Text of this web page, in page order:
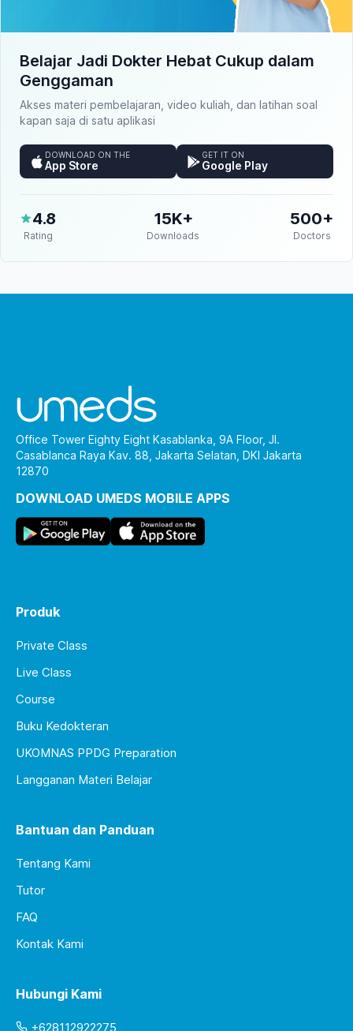
Belajar Jadi Dokter Hebat Cukup dalam
Genggaman
Akses materi pembelajaran, video kuliah, dan latihan soal
kapan saja di satu aplikasi
DOWNLOAD ON THE
App Store
GET IT ON
Google Play
4.8
Rating
15K+
Downloads
500+
Doctors
Office Tower Eighty Eight Kasablanka, 9A Floor, Jl.
Casablanca Raya Kav. 88, Jakarta Selatan, DKI Jakarta
12870
DOWNLOAD UMEDS MOBILE APPS
Produk
Private Class
Live Class
Course
Buku Kedokteran
UKOMNAS PPDG Preparation
Langganan Materi Belajar
Bantuan dan Panduan
Tentang Kami
Tutor
FAQ
Kontak Kami
Hubungi Kami
+628112922275